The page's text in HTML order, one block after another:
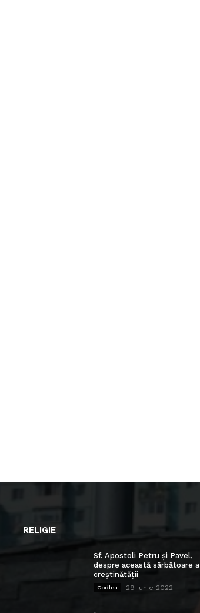
RELIGIE
Sf. Apostoli Petru și Pavel,
despre această sărbătoare a
creștinătății
Codlea 29 iunie 2022